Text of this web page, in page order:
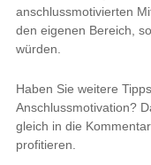
anschlussmotivierten
den eigenen Bereich,
würden.
Haben Sie weitere
Anschlussmotivation?
gleich in die
profitieren.